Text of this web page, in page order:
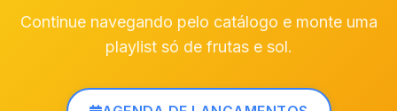
Continue navegando pelo catálogo e monte uma
playlist só de frutas e sol.